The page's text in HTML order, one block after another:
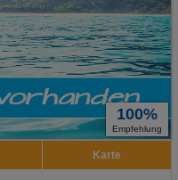
100%
Empfehlung
Karte